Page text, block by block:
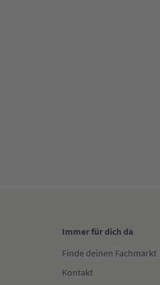
Immer für dich da
Finde deinen Fachmarkt
Kontakt